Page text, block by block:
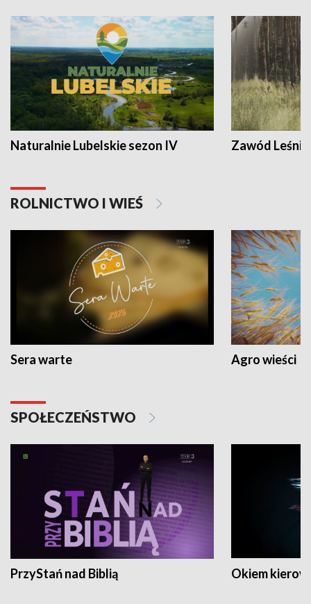
Naturalnie Lubelskie sezon IV Zawód Leśnik
ROLNICTWO I WIEŚ
Sera warte Agro wieści
SPOŁECZEŃSTWO
PrzyStań nad Biblią Okiem